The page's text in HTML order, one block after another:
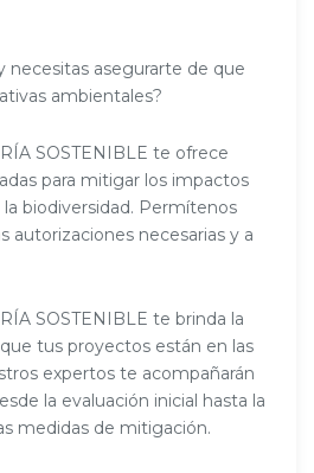
necesitas asegurarte de que
ambientales?
SOSTENIBLE te ofrece
para mitigar los impactos
biodiversidad. Permítenos
autorizaciones necesarias y a
SOSTENIBLE te brinda la
tus proyectos están en las
expertos te acompañarán
la evaluación inicial hasta la
medidas de mitigación.